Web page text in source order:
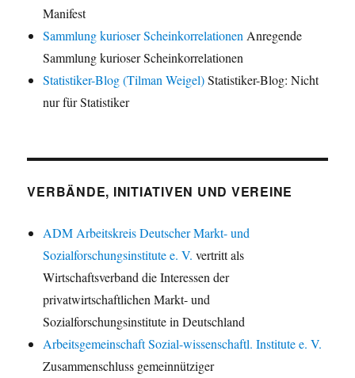
Manifest
Sammlung kurioser Scheinkorrelationen Anregende
Sammlung kurioser Scheinkorrelationen
Statistiker-Blog (Tilman Weigel)Statistiker-Blog: Nicht
nur für Statistiker
VERBÄNDE, INITIATIVEN UND VEREINE
ADM Arbeitskreis Deutscher Markt- und
Sozialforschungsinstitute e. V. vertritt als
Wirtschaftsverband die Interessen der
privatwirtschaftlichen Markt- und
Sozialforschungsinstitute in Deutschland
Arbeitsgemeinschaft Sozial-wissenschaftl. Institute e. V.
Zusammenschluss gemeinnütziger